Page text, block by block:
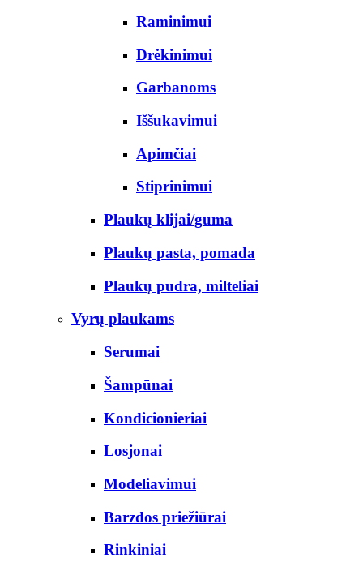
Raminimui
Drėkinimui
Garbanoms
Iššukavimui
Apimčiai
Stiprinimui
Plaukų klijai/guma
Plaukų pasta, pomada
Plaukų pudra, milteliai
Vyrų plaukams
Serumai
Šampūnai
Kondicionieriai
Losjonai
Modeliavimui
Barzdos priežiūrai
Rinkiniai